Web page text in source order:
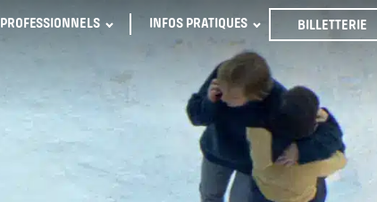
PROFESSIONNELS INFOS PRATIQUES BILLETTERIE